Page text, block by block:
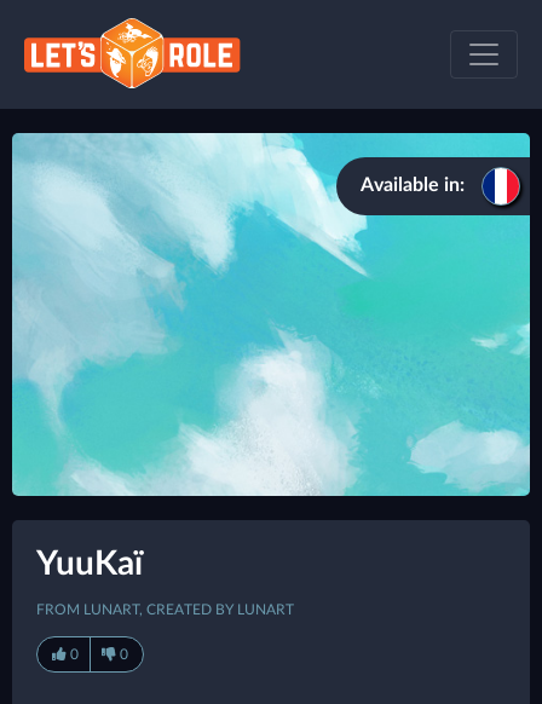
Available in:
YuuKaï
FROM LUNART, CREATED BY LUNART
0 0